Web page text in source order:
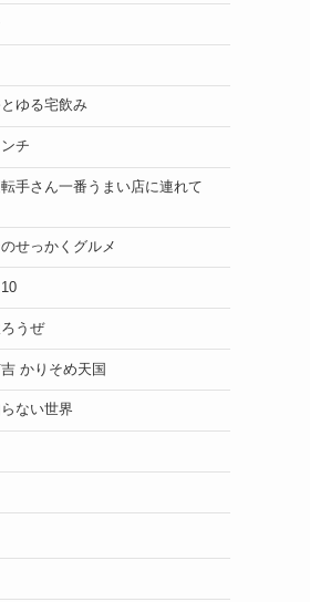
ゆる宅飲み
チ
手さん一番うまい店に連れて
せっかくグルメ
うぜ
かりそめ天国
ない世界